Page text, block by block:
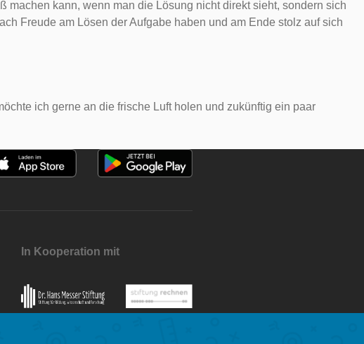
kann, wenn man die Lösung nicht direkt sieht, sondern sich
Freude am Lösen der Aufgabe haben und am Ende stolz auf sich
ich gerne an die frische Luft holen und zukünftig ein paar
In Kooperation mit